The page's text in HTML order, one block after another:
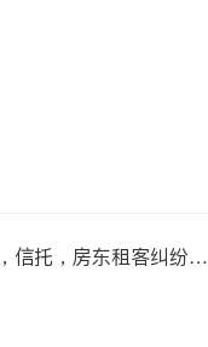
信托，房东租客纠纷，